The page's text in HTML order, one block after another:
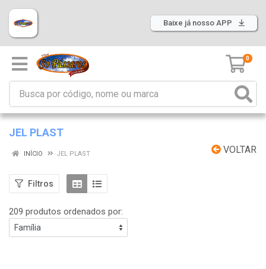
Baixe já nosso APP
0
JEL PLAST
VOLTAR
INÍCIO JEL PLAST
Filtros
209 produtos ordenados por: